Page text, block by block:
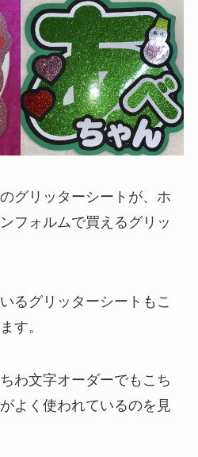
グリッターシートが、ホ
フォルムで買えるグリッ
るグリッターシートもこ
す。
わ文字オーダーでもこち
よく使われているのを見